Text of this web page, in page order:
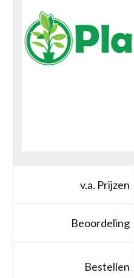
v.a. Prijzen
Beoordeling
Bestellen